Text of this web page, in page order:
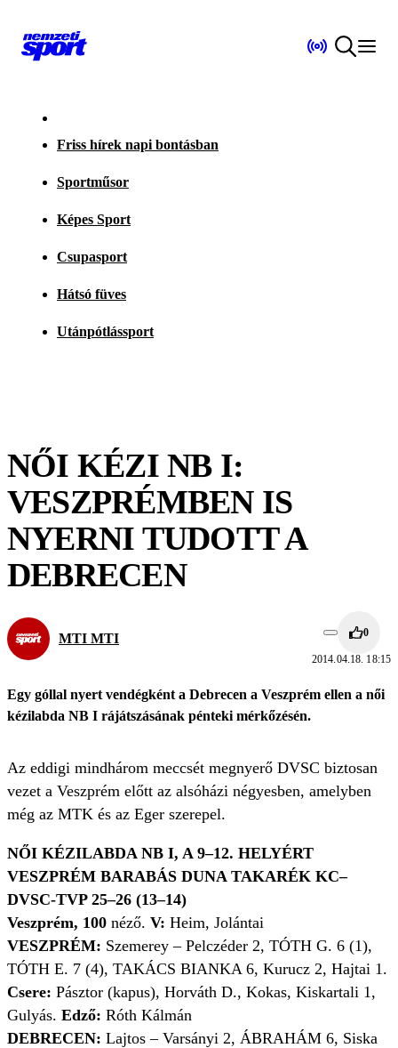
Friss hírek napi bontásban
Sportműsor
Képes Sport
Csupasport
Hátsó füves
Utánpótlássport
NŐI KÉZI NB I:
VESZPRÉMBEN IS
NYERNI TUDOTT A
DEBRECEN
MTI MTI 0
2014.04.18. 18:15
Egy góllal nyert vendégként a Debrecen a Veszprém ellen a női
kézilabda NB I rájátszásának pénteki mérkőzésén.
Az eddigi mindhárom meccsét megnyerő DVSC biztosan
vezet a Veszprém előtt az alsóházi négyesben, amelyben
még az MTK és az Eger szerepel.
NŐI KÉZILABDA NB I, A 9–12. HELYÉRT
VESZPRÉM BARABÁS DUNA TAKARÉK KC–
DVSC-TVP 25–26 (13–14)
Veszprém, 100 néző. V: Heim, Jolántai
VESZPRÉM: Szemerey – Pelczéder 2, TÓTH G. 6 (1),
TÓTH E. 7 (4), TAKÁCS BIANKA 6, Kurucz 2, Hajtai 1.
Csere: Pásztor (kapus), Horváth D., Kokas, Kiskartali 1,
Gulyás. Edző: Róth Kálmán
DEBRECEN: Lajtos – Varsányi 2, ÁBRAHÁM 6, Siska